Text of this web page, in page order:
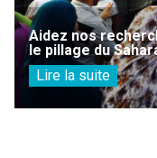
Aidez nos
le pillage du
Lire la suite